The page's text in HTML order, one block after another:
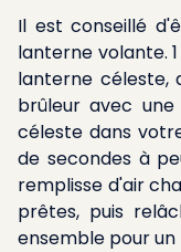
Il est conseillé
lanterne volante.
lanterne céleste,
brûleur avec
céleste dans
de secondes à
remplisse d'air
prêtes, puis
ensemble pour